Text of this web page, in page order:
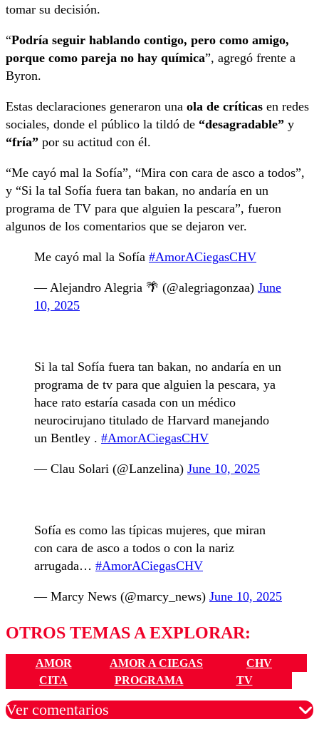
tomar su decisión.
“Podría seguir hablando contigo, pero como amigo,
porque como pareja no hay química”, agregó frente a
Byron.
Estas declaraciones generaron una ola de críticas en redes
sociales, donde el público la tildó de “desagradable” y
“fría” por su actitud con él.
“Me cayó mal la Sofía”, “Mira con cara de asco a todos”,
y “Si la tal Sofía fuera tan bakan, no andaría en un
programa de TV para que alguien la pescara”, fueron
algunos de los comentarios que se dejaron ver.
Me cayó mal la Sofía #AmorACiegasCHV
— Alejandro Alegria 🌴 (@alegriagonzaa) June
10, 2025
Si la tal Sofía fuera tan bakan, no andaría en un
programa de tv para que alguien la pescara, ya
hace rato estaría casada con un médico
neurocirujano titulado de Harvard manejando
un Bentley . #AmorACiegasCHV
— Clau Solari (@Lanzelina) June 10, 2025
Sofía es como las típicas mujeres, que miran
con cara de asco a todos o con la nariz
arrugada… #AmorACiegasCHV
— Marcy News (@marcy_news) June 10, 2025
OTROS TEMAS A EXPLORAR:
AMOR AMOR A CIEGAS
CHV
CITA
PROGRAMA TV
Ver comentarios